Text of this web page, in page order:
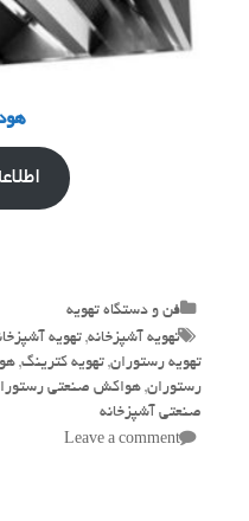
Categories
فن و دستگاه تهویه
Tags
تهویه آشپزخانه, تهویه
تهویه رستوران, تهویه کترینگ,
رستوران,هواکش صنعتی
صنعتی آشپزخانه
Leave a comment